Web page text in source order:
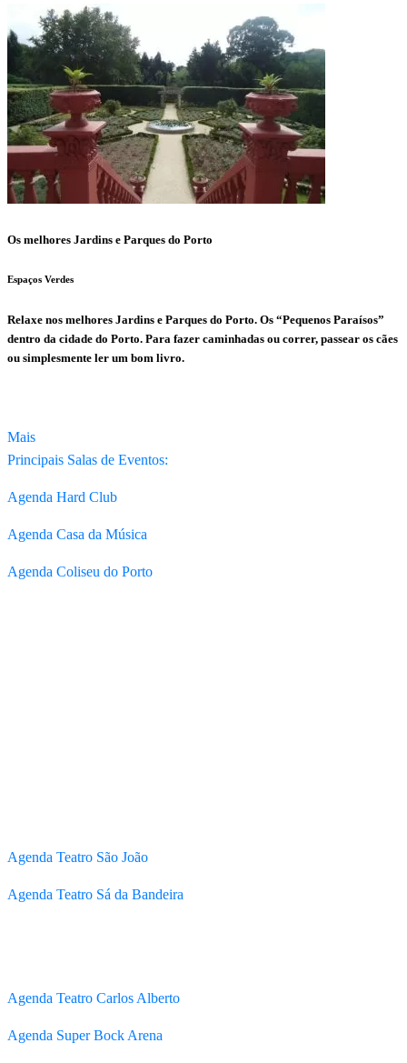
Os melhores Jardins e Parques do Porto
Espaços Verdes
Relaxe nos melhores Jardins e Parques do Porto. Os “Pequenos Paraísos”
dentro da cidade do Porto. Para fazer caminhadas ou correr, passear os cães
ou simplesmente ler um bom livro.
Mais
Principais Salas de Eventos:
Agenda Hard Club
Agenda Casa da Música
Agenda Coliseu do Porto
Agenda Teatro São João
Agenda Teatro Sá da Bandeira
Agenda Teatro Carlos Alberto
Agenda Super Bock Arena